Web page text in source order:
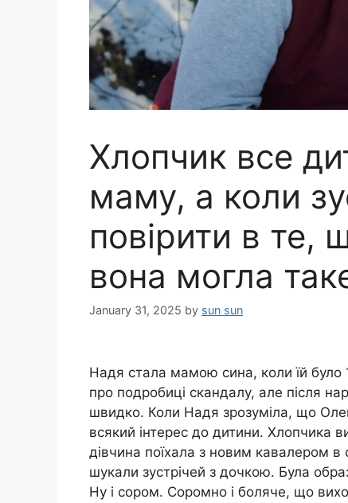
Хлопчик все
маму, а коли
повірити в те,
вона могла
January 31, 2025 by sun sun
Надя стала мамою сина, коли їй було
про подробиці скандалу, але після
швидко. Коли Надя зрозуміла, що
всякий інтерес до дитини. Хлопчика
дівчина поїхала з новим кавалером в
шукали зустрічей з дочкою. Була
Ну і сором. Соромно і боляче, що